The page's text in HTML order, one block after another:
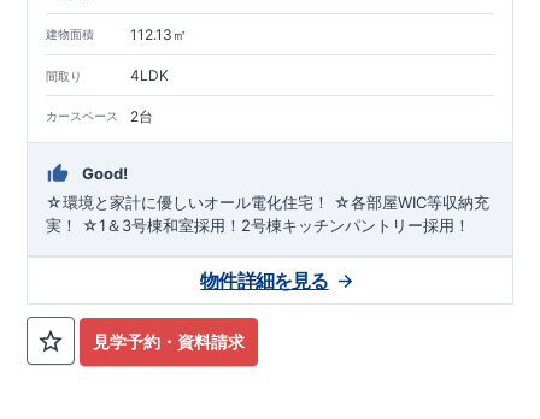
建物面積 112.13㎡
間取り 4LDK
カースペース 2台
Good!
☆環境と家計に優しいオール電化住宅！ ☆各部屋WIC等収納充
実！ ☆1＆3号棟和室採用！2号棟キッチンパントリー採用！
見学予約・資料請求
物件詳細を見る